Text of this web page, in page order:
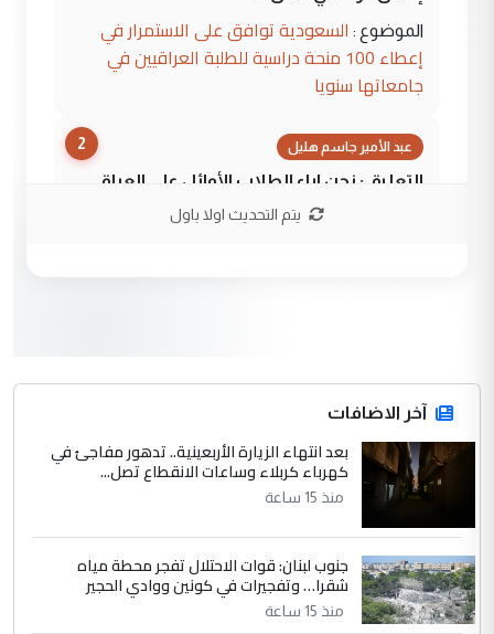
الموضوع : السعودية توافق على الاستمرار في
إعطاء 100 منحة دراسية للطلبة العراقيين في
جامعاتها سنويا
2 عبد الأمير جاسم هليل
التعليق : نحن اباء الطلاب الأوائل على العراق
نتشرف بلقاء السيد احمد الصافي في العتبات
التعليق : قرار مستعجل جدا ولامصلحة فيه
للوزاره ولا للمواطن القرار الصائب يكون بعد
الاستماع للمدير ومغرفة ...
الموضوع :
وزير الصحة يعفي مدير مستشفى الكرخ
العام في بغداد
4 سردار
التعليق : واحد من عصابة علي ماما يسقط
جنسية الرافد الثالث للعراق ومن اصول عريقة
يتم التحديث اولا باول
آخر الاضافات
بعد انتهاء الزيارة الأربعينية.. تدهور مفاجئ في
كهرباء كربلاء وساعات الانقطاع تصل...
منذ 15 ساعة
جنوب لبنان: قوات الاحتلال تفجر محطة مياه
شقرا… وتفجيرات في كونين ووادي الحجير
منذ 15 ساعة